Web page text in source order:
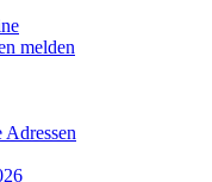
melden
Adressen